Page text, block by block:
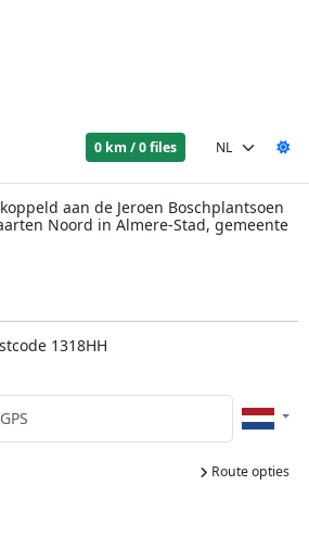
0 km / 0 files
aan de Jeroen Boschplantsoen
Noord in Almere-Stad, gemeente
1318HH
Route opties